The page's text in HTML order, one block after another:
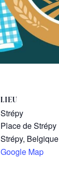
LIEU
Strépy
Place de Strépy
Strépy, Belgique
Google Map